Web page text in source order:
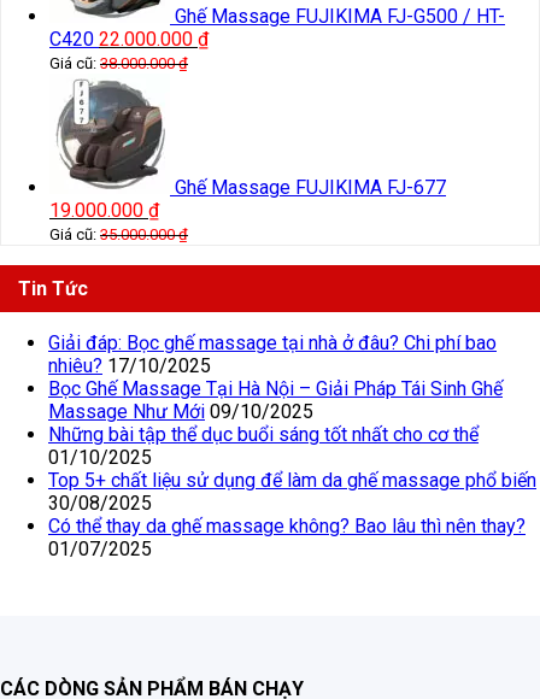
Ghế Massage FUJIKIMA FJ-G500 / HT-
C420 22.000.000 ₫
Giá cũ: 38.000.000₫
Ghế Massage FUJIKIMA FJ-677
19.000.000 ₫
Giá cũ: 35.000.000₫
Tin Tức
Giải đáp: Bọc ghế massage tại nhà ở đâu? Chi phí bao
nhiêu? 17/10/2025
Bọc Ghế Massage Tại Hà Nội – Giải Pháp Tái Sinh Ghế
Massage Như Mới 09/10/2025
Những bài tập thể dục buổi sáng tốt nhất cho cơ thể
01/10/2025
Top 5+ chất liệu sử dụng để làm da ghế massage phổ biến
30/08/2025
Có thể thay da ghế massage không? Bao lâu thì nên thay?
01/07/2025
CÁC DÒNG SẢN PHẨM BÁN CHẠY